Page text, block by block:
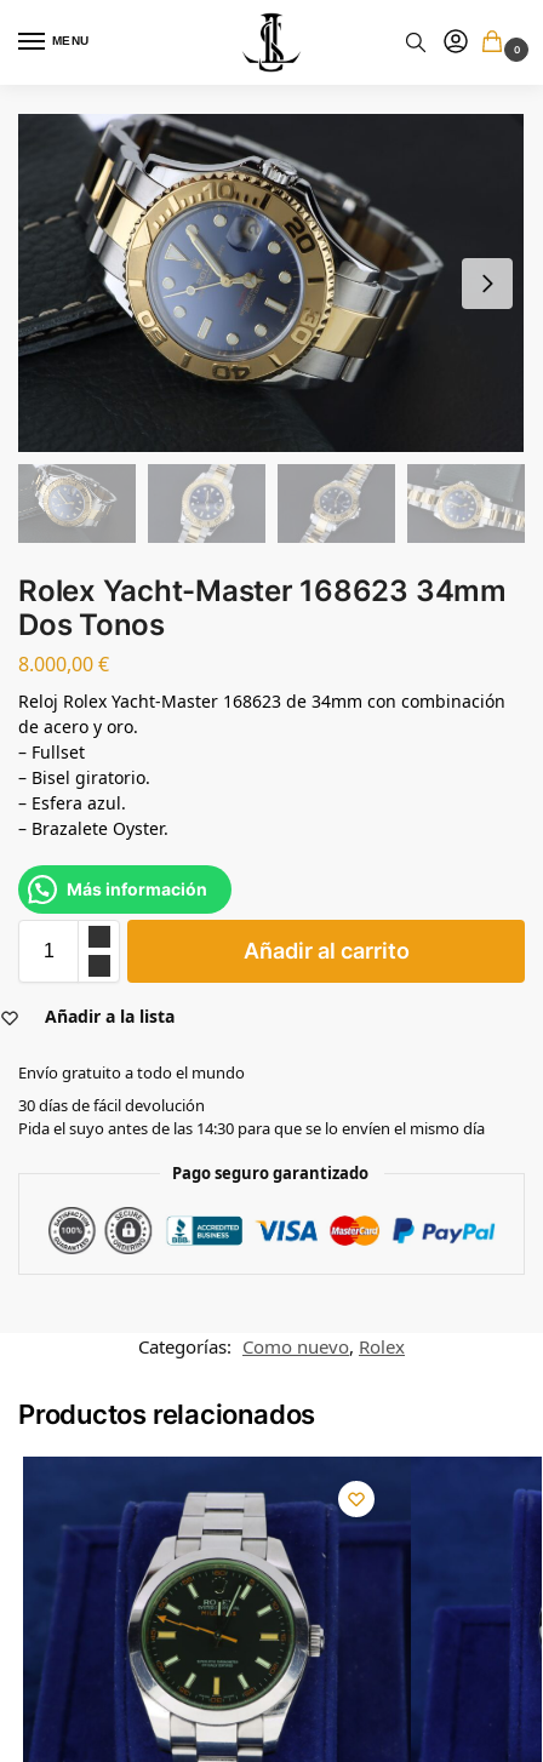
MENU
0
Rolex Yacht-Master 168623 34mm
Dos Tonos
8.000,00€
Reloj Rolex Yacht-Master 168623 de 34mm con combinación
de acero y oro.
– Fullset
– Bisel giratorio.
– Esfera azul.
– Brazalete Oyster.
Más información
Añadir al carrito
Añadir a la lista
Envío gratuito a todo el mundo
30 días de fácil devolución
Pida el suyo antes de las 14:30 para que se lo envíen el mismo día
Pago seguro garantizado
Categorías: Como nuevo, Rolex
Productos relacionados